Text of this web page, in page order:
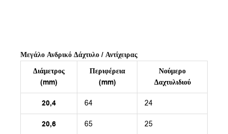
Μεγάλο Ανδρικό Δάχτυλο / Αντίχειρας
Διάμετρος
(mm)
Περιφέρεια
(mm)
Νούμερο
Δαχτυλιδιού
20,4 64 24
20,6 65 25